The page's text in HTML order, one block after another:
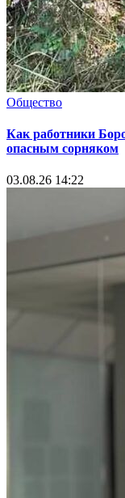
Общество
Как работники
опасным сорняком
03.08.26 14:22